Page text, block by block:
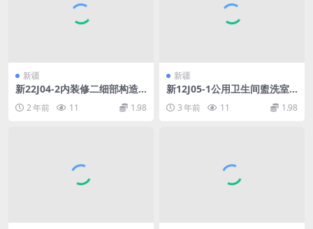
新疆
新22J04-2内装修二细部构造
2 年前 11 1.98
新疆
新12J05-1公用卫生间盥洗室
3 年前 11 1.98